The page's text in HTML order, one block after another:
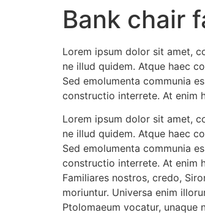
Bank chair
Lorem ipsum dolor sit amet,
ne illud quidem. Atque haec
Sed emolumenta communia
constructio interrete. At enim
Lorem ipsum dolor sit amet,
ne illud quidem. Atque haec
Sed emolumenta communia
constructio interrete. At enim
Familiares nostros, credo,
moriuntur. Universa enim
Ptolomaeum vocatur,